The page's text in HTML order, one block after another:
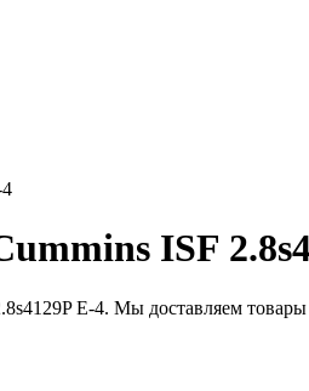
ISF
Е-4. Мы доставляем